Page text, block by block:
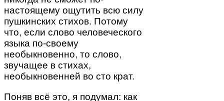
настоящему ощутить всю силу
пушкинских стихов. Потому
что, если слово человеческого
языка по-своему
необыкновенно, то слово,
звучащее в стихах,
необыкновенней во сто крат.
Поняв всё это, я подумал: как